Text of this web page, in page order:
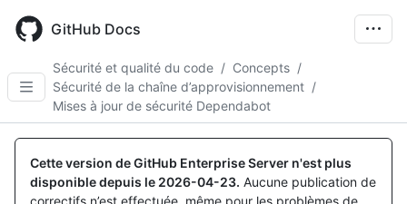
main
GitHub Docs
Sécurité et qualité du code / Concepts /
Sécurité de la chaîne d’approvisionnement /
Mises à jour de sécurité Dependabot
Cette version de GitHub Enterprise Server n'est plus
disponible depuis le 2026-04-23. Aucune publication de
correctifs n’est effectuée, même pour les problèmes de